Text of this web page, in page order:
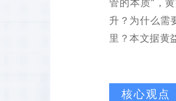
升？为什么需
里？本文据黄
核心观点